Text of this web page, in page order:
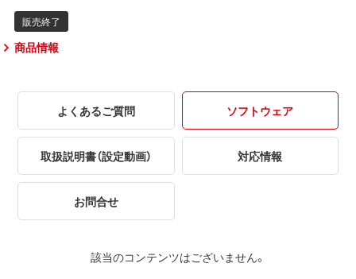
商品情報
よくあるご質問 ソフトウェア
取扱説明書（設定動画） 対応情報
お問合せ
該当のコンテンツはございません。